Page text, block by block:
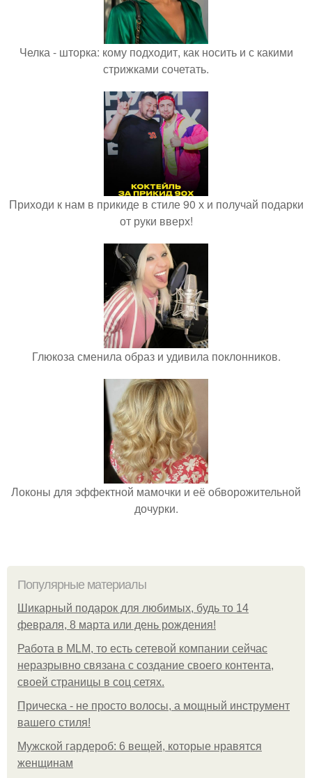
Челка - шторка: кому подходит, как носить и с какими
стрижками сочетать.
Приходи к нам в прикиде в стиле 90 х и получай подарки
от руки вверх!
Глюкоза сменила образ и удивила поклонников.
Локоны для эффектной мамочки и её обворожительной
дочурки.
Популярные материалы
Шикарный подарок для любимых, будь то 14
февраля, 8 марта или день рождения!
Работа в MLM, то есть сетевой компании сейчас
неразрывно связана с создание своего контента,
своей страницы в соц сетях.
Прическа - не просто волосы, а мощный инструмент
вашего стиля!
Мужской гардероб: 6 вещей, которые нравятся
женщинам